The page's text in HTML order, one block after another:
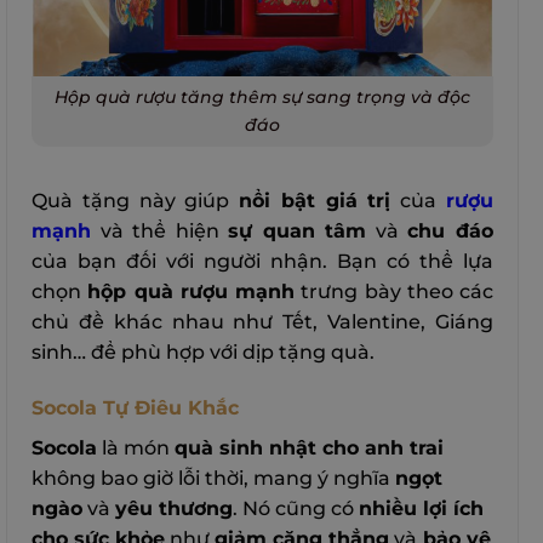
Hộp quà rượu tăng thêm sự sang trọng và độc
đáo
Quà tặng này giúp nổi bật giá trị của rượu
mạnh và thể hiệnsự quan tâm vàchu đáo
của bạn đối với người nhận. Bạn có thể lựa
chọn hộp quà rượu mạnh trưng bày theo các
chủ đề khác nhau như Tết, Valentine, Giáng
sinh… để phù hợp với dịp tặng quà.
Socola Tự Điêu Khắc
Socola là món quà sinh nhật cho anh trai
không bao giờ lỗi thời, mang ý nghĩa ngọt
ngào và yêu thương. Nó cũng có nhiều lợi ích